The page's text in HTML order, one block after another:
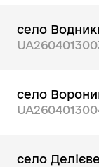
село
село
село Делієве